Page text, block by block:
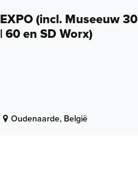
EXPO (incl. Museeuw 30
| 60 en SD Worx)
Oudenaarde, België